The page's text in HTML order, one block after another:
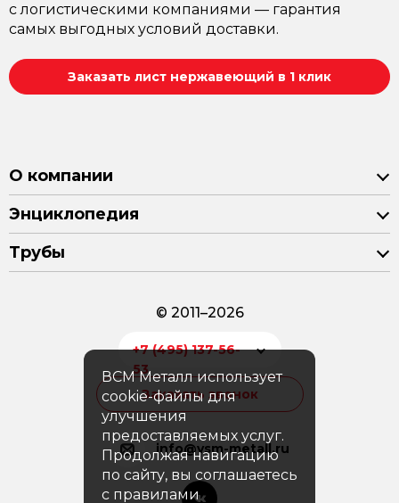
с логистическими компаниями — гарантия
самых выгодных условий доставки.
Заказать лист нержавеющий в 1 клик
О компании
Энциклопедия
Трубы
© 2011–2026
+7 (495) 137-56-
53
Заказать звонок
info@vsm-metall.ru
ВСМ Металл использует
cookie-файлы для
улучшения
предоставляемых услуг.
Продолжая навигацию
по сайту, вы соглашаетесь
с правилами